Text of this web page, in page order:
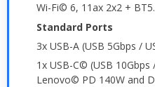
Wi-Fi© 6, 11ax 2x2 +
Standard Ports
3x USB-A (USB 5Gbps /
1x USB-C© (USB
Lenovo© PD 140W and